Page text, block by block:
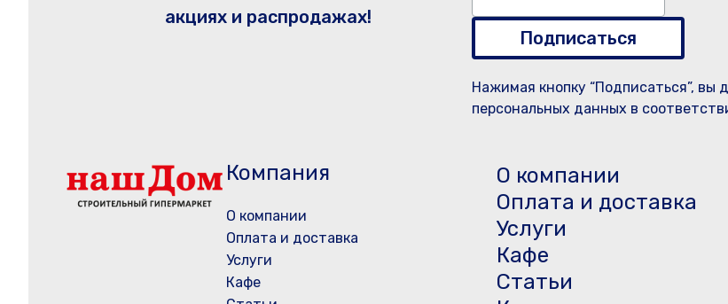
акциях и распродажах!
Подписаться
Нажимая кнопку “Подписаться”, вы
персональных данных в
Компания
О компании
Оплата и доставка
Услуги
Кафе
О компании
Оплата и доставка
Услуги
Кафе
Статьи